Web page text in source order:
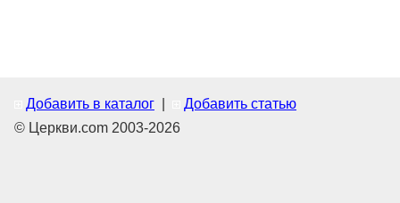
Добавить в каталог
Добавить статью
© Церкви.com 2003-2026